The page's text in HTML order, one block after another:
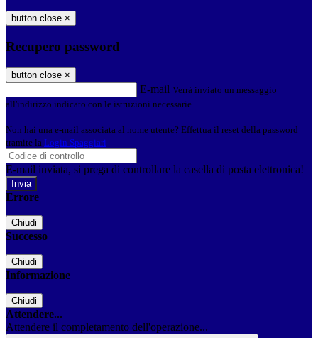
button close ×
Recupero password
button close ×
E-mail Verrà inviato un messaggio
all'indirizzo indicato con le istruzioni necessarie.
Non hai una e-mail associata al nome utente? Effettua il reset della password
tramite la Login Spaggiari
E-mail inviata, si prega di controllare la casella di posta elettronica!
Errore
Chiudi
Successo
Chiudi
Informazione
Chiudi
Attendere...
Attendere il completamento dell'operazione...